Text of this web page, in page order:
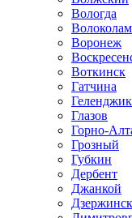
Вологда
Воронеж
Воткинск
Гатчина
Геленджик
Глазов
Горно-
Грозный
Губкин
Дербент
Джанкой
Дзержинск